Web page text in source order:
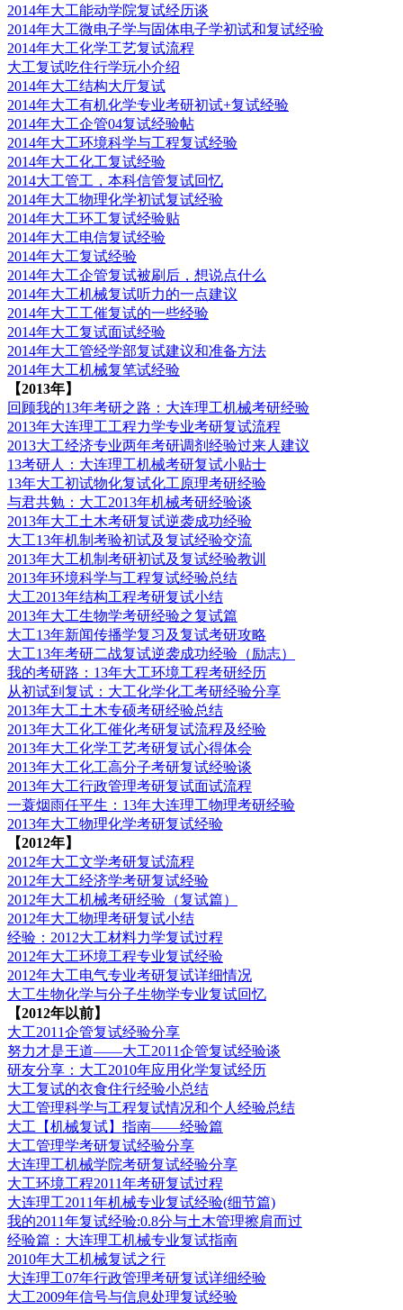
2014年大工能动学院复试经历谈
2014年大工微电子学与固体电子学初试和复试经验
2014年大工化学工艺复试流程
大工复试吃住行学玩小介绍
2014年大工结构大厅复试
2014年大工有机化学专业考研初试+复试经验
2014年大工企管04复试经验帖
2014年大工环境科学与工程复试经验
2014年大工化工复试经验
2014大工管工，本科信管复试回忆
2014年大工物理化学初试复试经验
2014年大工环工复试经验贴
2014年大工电信复试经验
2014年大工复试经验
2014年大工企管复试被刷后，想说点什么
2014年大工机械复试听力的一点建议
2014年大工工催复试的一些经验
2014年大工复试面试经验
2014年大工管经学部复试建议和准备方法
2014年大工机械复笔试经验
【2013年】
回顾我的13年考研之路：大连理工机械考研经验
2013年大连理工工程力学专业考研复试流程
2013大工经济专业两年考研调剂经验过来人建议
13考研人：大连理工机械考研复试小贴士
13年大工初试物化复试化工原理考研经验
与君共勉：大工2013年机械考研经验谈
2013年大工土木考研复试逆袭成功经验
大工13年机制考验初试及复试经验交流
2013年大工机制考研初试及复试经验教训
2013年环境科学与工程复试经验总结
大工2013年结构工程考研复试小结
2013年大工生物学考研经验之复试篇
大工13年新闻传播学复习及复试考研攻略
大工13年考研二战复试逆袭成功经验（励志）
我的考研路：13年大工环境工程考研经历
从初试到复试：大工化学化工考研经验分享
2013年大工土木专硕考研经验总结
2013年大工化工催化考研复试流程及经验
2013年大工化学工艺考研复试心得体会
2013年大工化工高分子考研复试经验谈
2013年大工行政管理考研复试面试流程
一蓑烟雨任平生：13年大连理工物理考研经验
2013年大工物理化学考研复试经验
【2012年】
2012年大工文学考研复试流程
2012年大工经济学考研复试经验
2012年大工机械考研经验（复试篇）
2012年大工物理考研复试小结
经验：2012大工材料力学复试过程
2012年大工环境工程专业复试经验
2012年大工电气专业考研复试详细情况
大工生物化学与分子生物学专业复试回忆
【2012年以前】
大工2011企管复试经验分享
努力才是王道——大工2011企管复试经验谈
研友分享：大工2010年应用化学复试经历
大工复试的衣食住行经验小总结
大工管理科学与工程复试情况和个人经验总结
大工【机械复试】指南——经验篇
大工管理学考研复试经验分享
大连理工机械学院考研复试经验分享
大工环境工程2011年考研复试过程
大连理工2011年机械专业复试经验(细节篇)
我的2011年复试经验:0.8分与土木管理擦肩而过
经验篇：大连理工机械专业复试指南
2010年大工机械复试之行
大连理工07年行政管理考研复试详细经验
大工2009年信号与信息处理复试经验